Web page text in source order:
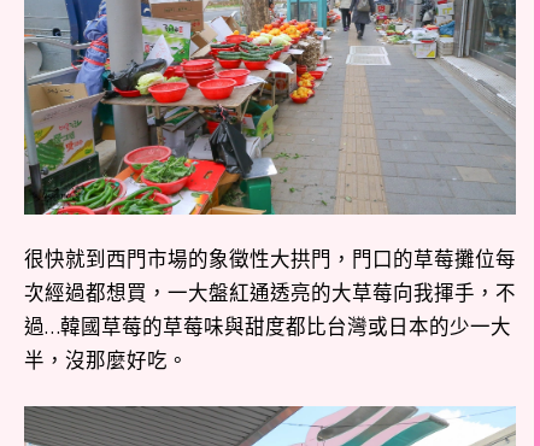
很快就到西門市場的象徵性大拱門，門口的草莓攤位每
次經過都想買，一大盤紅通透亮的大草莓向我揮手，不
過…韓國草莓的草莓味與甜度都比台灣或日本的少一大
半，沒那麼好吃。